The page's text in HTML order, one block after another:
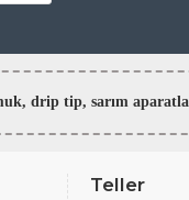
drip tip, sarım
Teller